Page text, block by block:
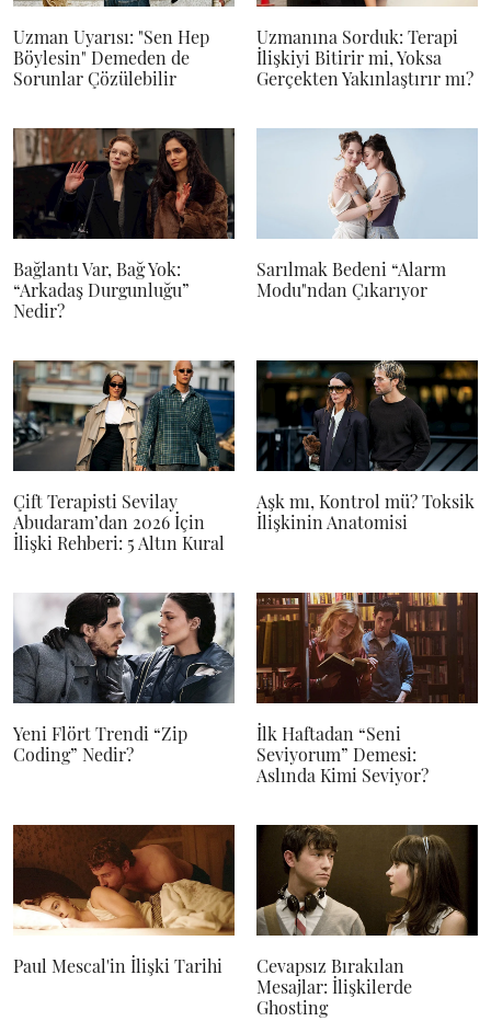
Uzman Uyarısı: "Sen Hep
Böylesin" Demeden de
Sorunlar Çözülebilir
Uzmanına Sorduk: Terapi
İlişkiyi Bitirir mi, Yoksa
Gerçekten Yakınlaştırır mı?
Bağlantı Var, Bağ Yok:
“Arkadaş Durgunluğu”
Nedir?
Sarılmak Bedeni “Alarm
Modu"ndan Çıkarıyor
Çift Terapisti Sevilay
Abudaram’dan 2026 İçin
İlişki Rehberi: 5 Altın Kural
Aşk mı, Kontrol mü? Toksik
İlişkinin Anatomisi
Yeni Flört Trendi “Zip
Coding” Nedir?
İlk Haftadan “Seni
Seviyorum” Demesi:
Aslında Kimi Seviyor?
Paul Mescal'in İlişki Tarihi
Cevapsız Bırakılan
Mesajlar: İlişkilerde
Ghosting